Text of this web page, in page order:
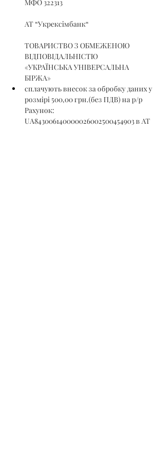
МФО 322313
АТ “Укрексімбанк“
ТОВАРИСТВО З ОБМЕЖЕНОЮ
ВІДПОВІДАЛЬНІСТЮ
«УКРАЇНСЬКА УНІВЕРСАЛЬНА
БІРЖА»
сплачують внесок за обробку даних у
розмірі 500,00 грн.(без ПДВ) на р/р
Рахунок:
UA843006140000026002500454903 в АТ